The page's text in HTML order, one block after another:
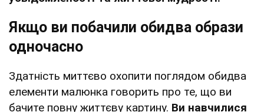
Якщо ви побачили обидва образи
одночасно
Здатність миттєво охопити поглядом обидва
елементи малюнка говорить про те, що ви
бачите повну життєву картину. Ви навчилися